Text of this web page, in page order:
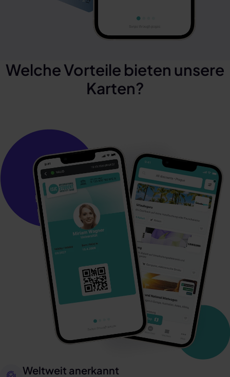
Welche Vorteile bieten unsere
Karten?
Weltweit anerkannt